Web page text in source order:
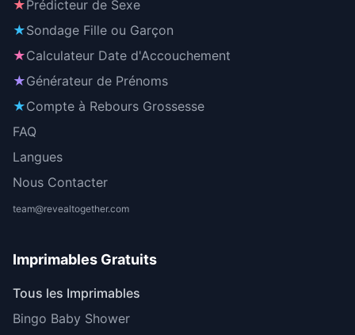
★Prédicteur de Sexe
★Sondage Fille ou Garçon
★Calculateur Date d'Accouchement
★Générateur de Prénoms
★Compte à Rebours Grossesse
FAQ
Langues
Nous Contacter
team@revealtogether.com
Imprimables Gratuits
Tous les Imprimables
Bingo Baby Shower